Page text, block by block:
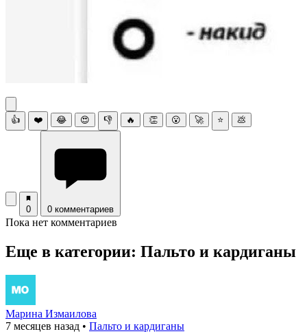
👍 ❤️ 😂 😍 👎 🔥 👏 😮 🚀 ⭐ 💩
0 0 комментариев
Пока нет комментариев
Еще в категории: Пальто и кардиганы
Марина Измаилова
7 месяцев назад • Пальто и кардиганы